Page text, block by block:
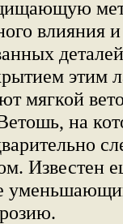
этим
мягкой
на
Известен